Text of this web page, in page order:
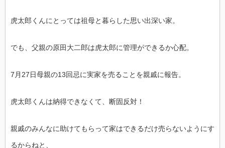
虎太郎くんにとっては祖母と暮らした思い出深い家。
でも、父親の原田大二郎は虎太郎に管理ができるか心配。
7月27日母親の13回忌に実家を売ることを親戚に報告。
虎太郎くんは納得できなくて、断固反対！
親戚のみんなに助けてもらって家はできるだけ売らないようにす
るからねと、